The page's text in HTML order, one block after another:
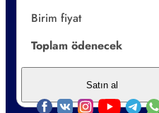
Birim fiyat
Toplam ödenecek
Satın al